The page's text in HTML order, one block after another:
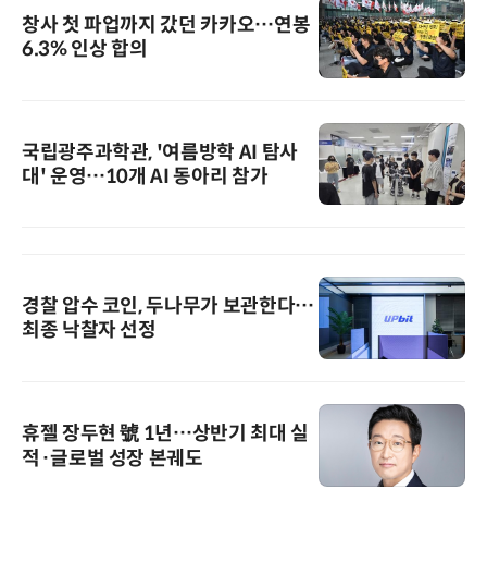
창사 첫 파업까지 갔던 카카오…연봉
6.3% 인상 합의
국립광주과학관, '여름방학 AI 탐사
대' 운영…10개 AI 동아리 참가
경찰 압수 코인, 두나무가 보관한다…
최종 낙찰자 선정
휴젤 장두현 號 1년…상반기 최대 실
적·글로벌 성장 본궤도